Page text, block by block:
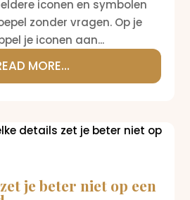
iconen en symbolen
zonder vragen. Op je
je iconen aan...
MORE...
je beter niet op een